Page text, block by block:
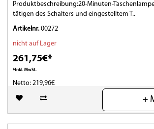
Produktbeschreibung:20-Minuten-
tätigen des Schalters und eingestelltem T..
Artikelnr. 00272
nicht auf Lager
261,75€*
*Inkl. MwSt.
Netto: 219,96€
(0)
+